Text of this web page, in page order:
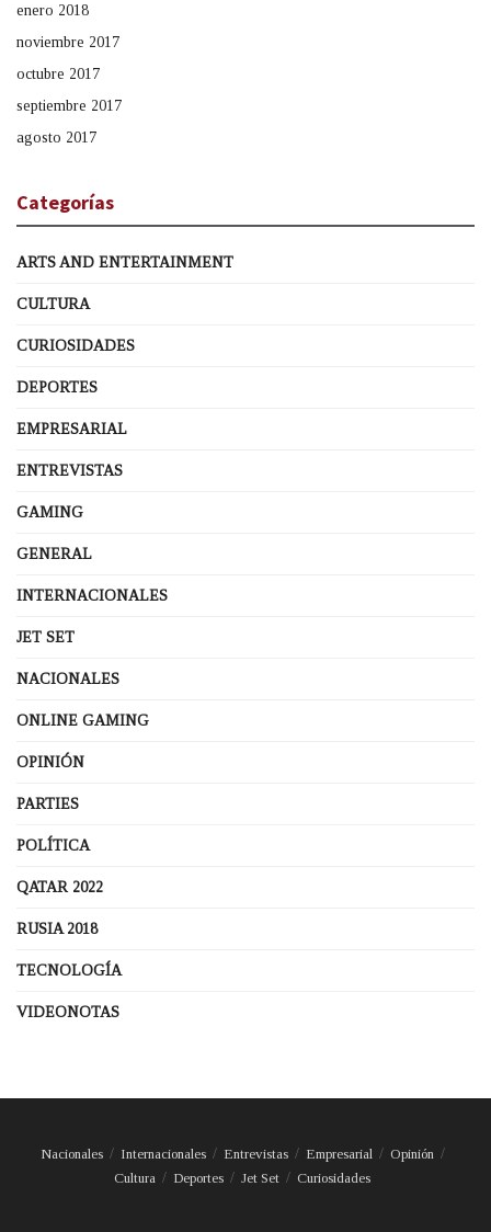
enero 2018
noviembre 2017
octubre 2017
septiembre 2017
agosto 2017
Categorías
ARTS AND ENTERTAINMENT
CULTURA
CURIOSIDADES
DEPORTES
EMPRESARIAL
ENTREVISTAS
GAMING
GENERAL
INTERNACIONALES
JET SET
NACIONALES
ONLINE GAMING
OPINIÓN
PARTIES
POLÍTICA
QATAR 2022
RUSIA 2018
TECNOLOGÍA
VIDEONOTAS
Nacionales Internacionales Entrevistas Empresarial
Opinión
Cultura
Deportes Jet Set Curiosidades